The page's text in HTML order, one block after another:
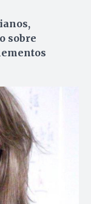
sobre